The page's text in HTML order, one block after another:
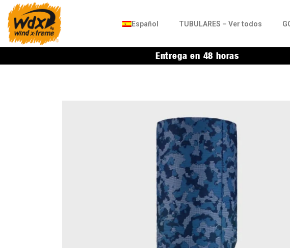
Español TUBULARES – Ver todos
Entrega en 48 horas